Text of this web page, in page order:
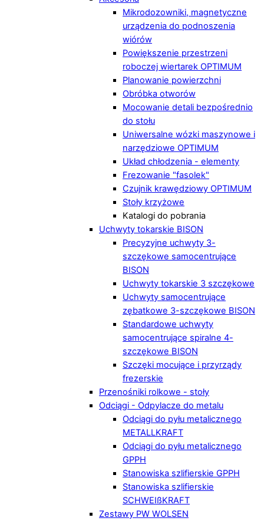
Mikrodozowniki, magnetyczne
urządzenia do podnoszenia
wiórów
Powiększenie przestrzeni
roboczej wiertarek OPTIMUM
Planowanie powierzchni
Obróbka otworów
Mocowanie detali bezpośrednio
do stołu
Uniwersalne wózki maszynowe i
narzędziowe OPTIMUM
Układ chłodzenia - elementy
Frezowanie "fasolek"
Czujnik krawędziowy OPTIMUM
Stoły krzyżowe
Katalogi do pobrania
Uchwyty tokarskie BISON
Precyzyjne uchwyty 3-
szczękowe samocentrujące
BISON
Uchwyty tokarskie 3 szczękowe
Uchwyty samocentrujące
zębatkowe 3-szczękowe BISON
Standardowe uchwyty
samocentrujące spiralne 4-
szczękowe BISON
Szczęki mocujące i przyrządy
frezerskie
Przenośniki rolkowe - stoły
Odciągi - Odpylacze do metalu
Odciągi do pyłu metalicznego
METALLKRAFT
Odciągi do pyłu metalicznego
GPPH
Stanowiska szlifierskie GPPH
Stanowiska szlifierskie
SCHWEIßKRAFT
Zestawy PW WOLSEN